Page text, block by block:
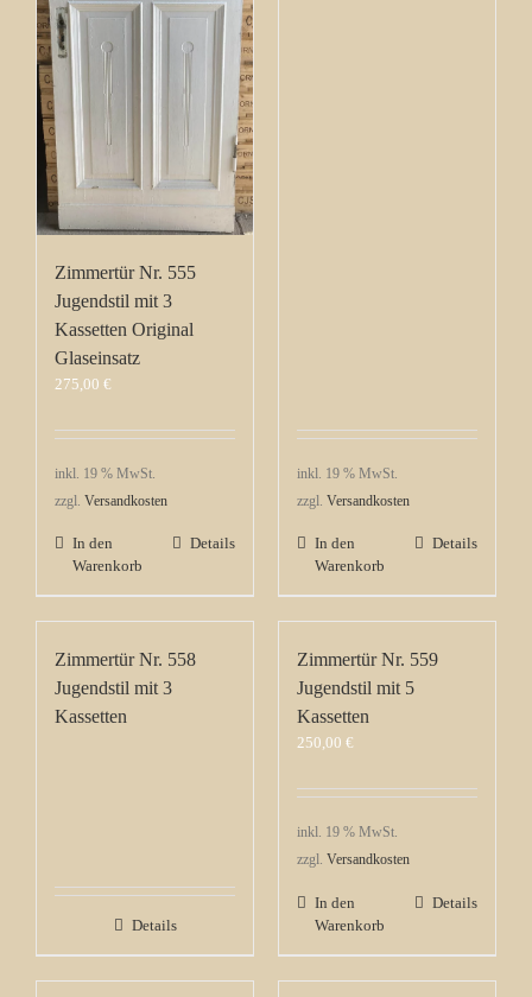
Zimmertür Nr. 555
Jugendstil mit 3
Kassetten Original
Glaseinsatz
275,00 €
inkl. 19 % MwSt.
zzgl. Versandkosten
In den
Warenkorb
Details
inkl. 19 % MwSt.
zzgl. Versandkosten
In den
Warenkorb
Details
Zimmertür Nr. 558
Jugendstil mit 3
Kassetten
Details
Zimmertür Nr. 559
Jugendstil mit 5
Kassetten
250,00 €
inkl. 19 % MwSt.
zzgl. Versandkosten
In den
Warenkorb
Details